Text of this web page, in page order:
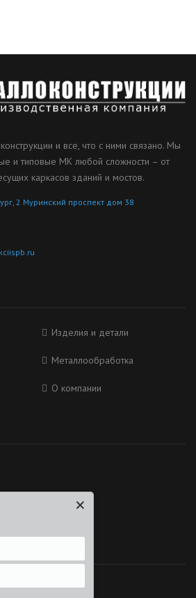
и все, что с ними связано. Мы
и типовые МК любой сложности – от
каркасов зданий и мостов.
2 Муринский проспект дом 38
Изделия и детали
Металлообработка
О компании
вопрос.
будет